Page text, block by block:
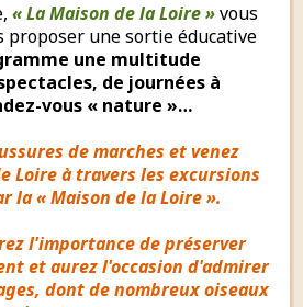
« La Maison de la Loire »vous
proposer une sortie éducative
une multitude
de journées à
vous « nature »…
de marches et venez
Loire à travers les excursions
la « Maison de la Loire ».
l'importance de préserver
et aurez l'occasion d'admirer
dont de nombreux oiseaux